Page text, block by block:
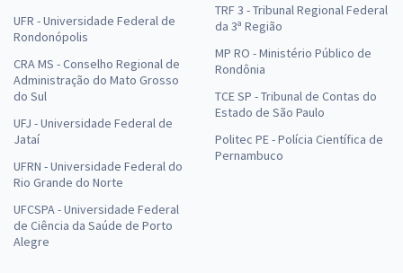
UFR - Universidade Federal de
Rondonópolis
CRA MS - Conselho Regional de
Administração do Mato Grosso
do Sul
UFJ - Universidade Federal de
Jataí
UFRN - Universidade Federal do
Rio Grande do Norte
UFCSPA - Universidade Federal
de Ciência da Saúde de Porto
Alegre
TRF 3 - Tribunal Regional Federal
da 3ª Região
MP RO - Ministério Público de
Rondônia
TCE SP - Tribunal de Contas do
Estado de São Paulo
Politec PE - Polícia Científica de
Pernambuco